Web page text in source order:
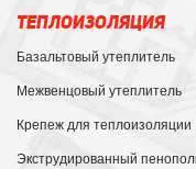
ТЕПЛОИЗОЛЯЦИЯ
Базальтовый утеплитель
Межвенцовый утеплитель
Крепеж для теплоизоляции
Экструдированный